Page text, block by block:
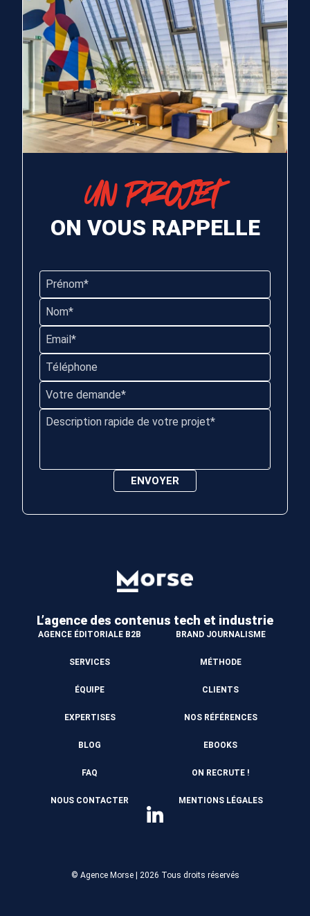
UN PROJET
ON VOUS RAPPELLE
L’agence des contenus tech et industrie
© Agence Morse | 2026 Tous droits réservés
AGENCE ÉDITORIALE B2B BRAND JOURNALISME
SERVICES MÉTHODE
ÉQUIPE CLIENTS
EXPERTISES NOS RÉFÉRENCES
BLOG EBOOKS
FAQ ON RECRUTE !
NOUS CONTACTER MENTIONS LÉGALES